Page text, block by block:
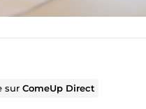
surComeUp Direct